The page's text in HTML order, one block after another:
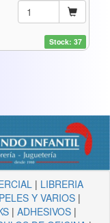
Stock: 37
| LIBRERIA
Y VARIOS |
| ADHESIVOS|